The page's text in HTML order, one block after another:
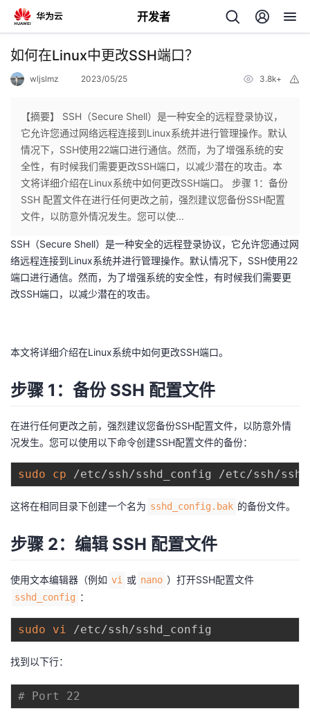
开发者
返
个
人
页
我
开
发
的
博
客
我
的
论
坛
我
的
圈
子
我
的
直
我
的
动
我
关
注
的
开
者
我
的
Programs
我
的
支
如何在Linux中更改SSH端口？
wljslmz 2023/05/25 3.8k+
【摘要】 SSH（Secure Shell）是一种安全的远程登录协议，
它允许您通过网络远程连接到Linux系统并进行管理操作。默认
情况下，SSH使用22端口进行通信。然而，为了增强系统的安
全性，有时候我们需要更改SSH端口，以减少潜在的攻击。本
文将详细介绍在Linux系统中如何更改SSH端口。 步骤 1：备份
SSH 配置文件在进行任何更改之前，强烈建议您备份SSH配置
文件，以防意外情况发生。您可以使...
SSH（Secure Shell）是一种安全的远程登录协议，它允许您通过网
络远程连接到Linux系统并进行管理操作。默认情况下，SSH使用22
端口进行通信。然而，为了增强系统的安全性，有时候我们需要更
改SSH端口，以减少潜在的攻击。
本文将详细介绍在Linux系统中如何更改SSH端口。
步骤 1：备份 SSH 配置文件
在进行任何更改之前，强烈建议您备份SSH配置文件，以防意外情
况发生。您可以使用以下命令创建SSH配置文件的备份：
sudo cp
这将在相同目录下创建一个名为 sshd_config.bak 的备份文件。
步骤 2：编辑 SSH 配置文件
使用文本编辑器（例如 vi 或 nano ）打开SSH配置文件
sshd_config ：
sudo vi
找到以下行：
# Port 22